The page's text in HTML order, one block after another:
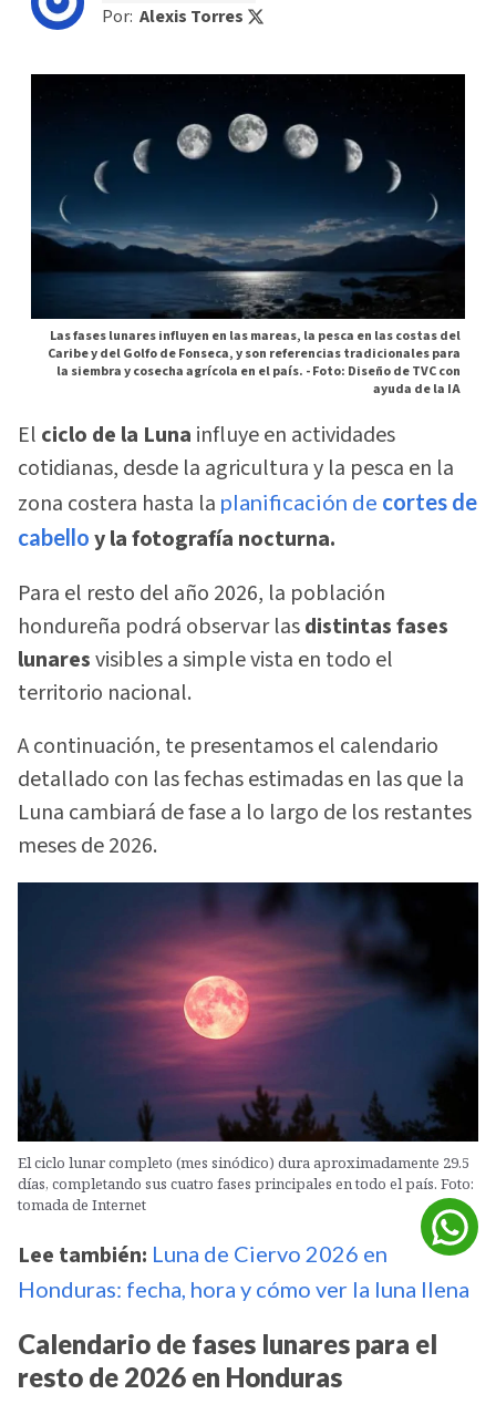
Por: Alexis Torres
Las fases lunares influyen en las mareas, la pesca en las costas del
Caribe y del Golfo de Fonseca, y son referencias tradicionales para
la siembra y cosecha agrícola en el país. -Foto: Diseño de TVC con
ayuda de la IA
El ciclo de la Luna influye en actividades
cotidianas, desde la agricultura y la pesca en la
zona costera hasta la planificación de cortes de
cabello y la fotografía nocturna.
Para el resto del año 2026, la población
hondureña podrá observar lasdistintas fases
lunaresvisibles a simple vista en todo el
territorio nacional.
A continuación, te presentamos el calendario
detallado con las fechas estimadas en las que la
Luna cambiará de fase a lo largo de los restantes
meses de 2026.
El ciclo lunar completo (mes sinódico) dura aproximadamente 29.5
días, completando sus cuatro fases principales en todo el país. Foto:
tomada de Internet
Lee también: Luna de Ciervo 2026 en
Honduras: fecha, hora y cómo ver la luna llena
Calendario de fases lunares para el
resto de 2026 en Honduras